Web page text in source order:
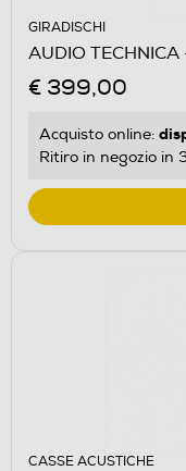
GIRADISCHI
AUDIO
€ 399,00
Acquisto online:
Ritiro in negozio in
CASSE ACUSTICHE